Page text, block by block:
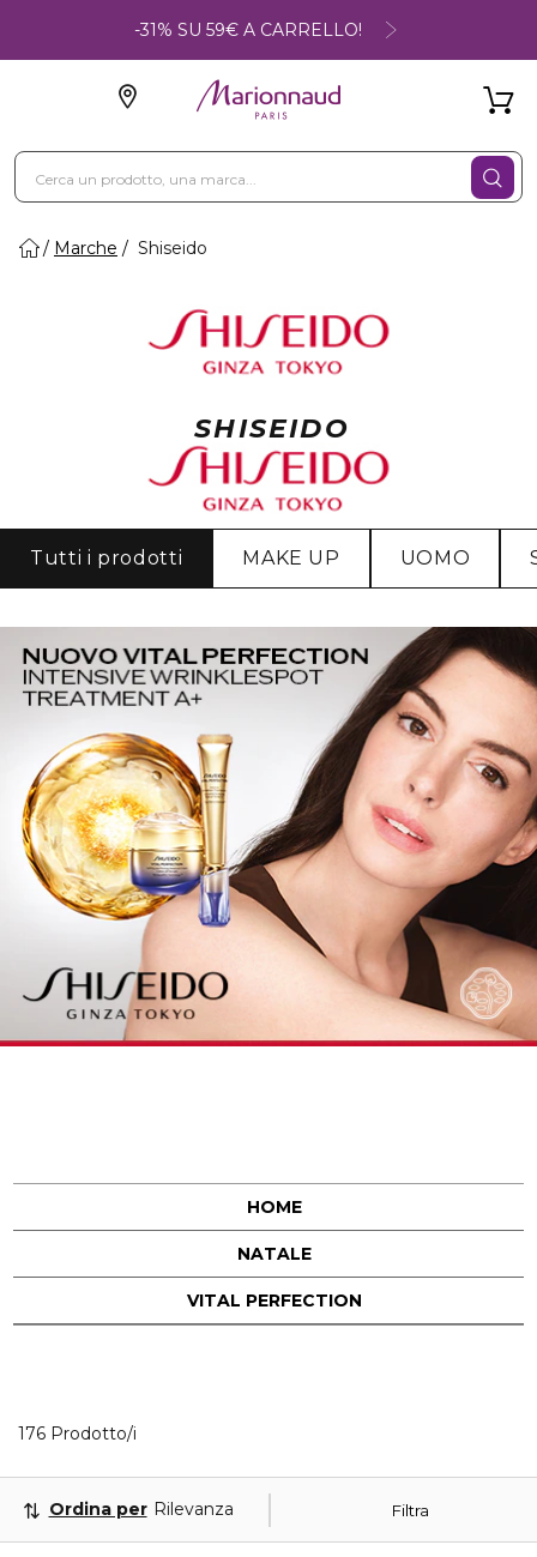
-31% SU 59€ A CARRELLO!
Marche Shiseido
SHISEIDO
Tutti i prodotti MAKE UP UOMO
HOME
NATALE
VITAL PERFECTION
176 Prodotto/i
Filtra
Ordina per Rilevanza